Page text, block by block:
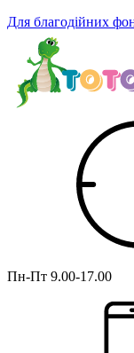
Для благодійних
Пн-Пт 9.00-17.00